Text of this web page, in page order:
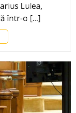
Lulea,
într-o […]